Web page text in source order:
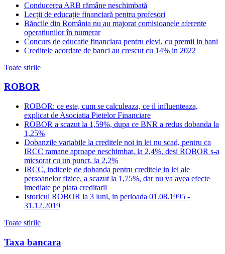
Conducerea ARB rămâne neschimbată
Lecții de educație financiară pentru profesori
Băncile din România nu au majorat comisioanele aferente
operațiunilor în numerar
Concurs de educatie financiara pentru elevi, cu premii in bani
Creditele acordate de banci au crescut cu 14% in 2022
Toate stirile
ROBOR
ROBOR: ce este, cum se calculeaza, ce il influenteaza,
explicat de Asociatia Pietelor Financiare
ROBOR a scazut la 1,59%, dupa ce BNR a redus dobanda la
1,25%
Dobanzile variabile la creditele noi in lei nu scad, pentru ca
IRCC ramane aproape neschimbat, la 2,4%, desi ROBOR s-a
micsorat cu un punct, la 2,2%
IRCC, indicele de dobanda pentru creditele in lei ale
persoanelor fizice, a scazut la 1,75%, dar nu va avea efecte
imediate pe piata creditarii
Istoricul ROBOR la 3 luni, in perioada 01.08.1995 -
31.12.2019
Toate stirile
Taxa bancara